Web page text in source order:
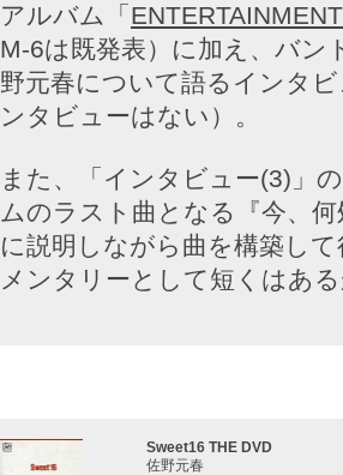
アルバム「
M-6は既発表）に加え、バン
野元春について語るインタ
ンタビューはない）。
また、「インタビュー(3)」
ムのラスト曲となる『今、
に説明しながら曲を構築し
メンタリーとして短くはあ
Sweet16 THE DVD
佐野元春